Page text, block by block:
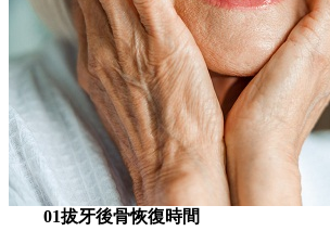
01拔牙後骨恢復時間